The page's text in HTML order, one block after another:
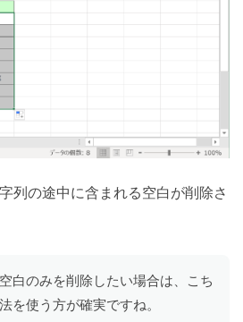
列の途中に含まれる空白が削除さ
白のみを削除したい場合は、こち
を使う方が確実ですね。